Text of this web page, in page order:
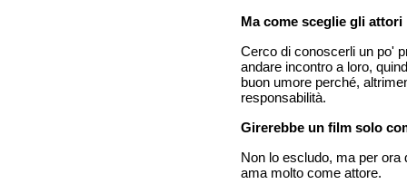
Ma come sceglie gli
Cerco di conoscerli un po'
andare incontro a loro,
buon umore perché,
responsabilità.
Girerebbe un film solo
Non lo escludo, ma per ora
ama molto come attore.